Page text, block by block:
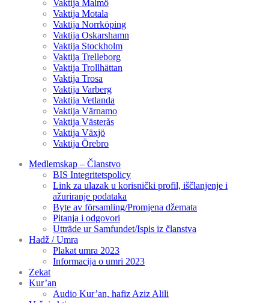
Vaktija Malmö
Vaktija Motala
Vaktija Norrköping
Vaktija Oskarshamn
Vaktija Stockholm
Vaktija Trelleborg
Vaktija Trollhättan
Vaktija Trosa
Vaktija Varberg
Vaktija Vetlanda
Vaktija Värnamo
Vaktija Västerås
Vaktija Växjö
Vaktija Örebro
Medlemskap – Članstvo
BIS Integritetspolicy
Link za ulazak u korisnički profil, iščlanjenje i
ažuriranje podataka
Byte av församling/Promjena džemata
Pitanja i odgovori
Utträde ur Samfundet/Ispis iz članstva
Hadž / Umra
Plakat umra 2023
Informacija o umri 2023
Zekat
Kur’an
Audio Kur’an, hafiz Aziz Alili